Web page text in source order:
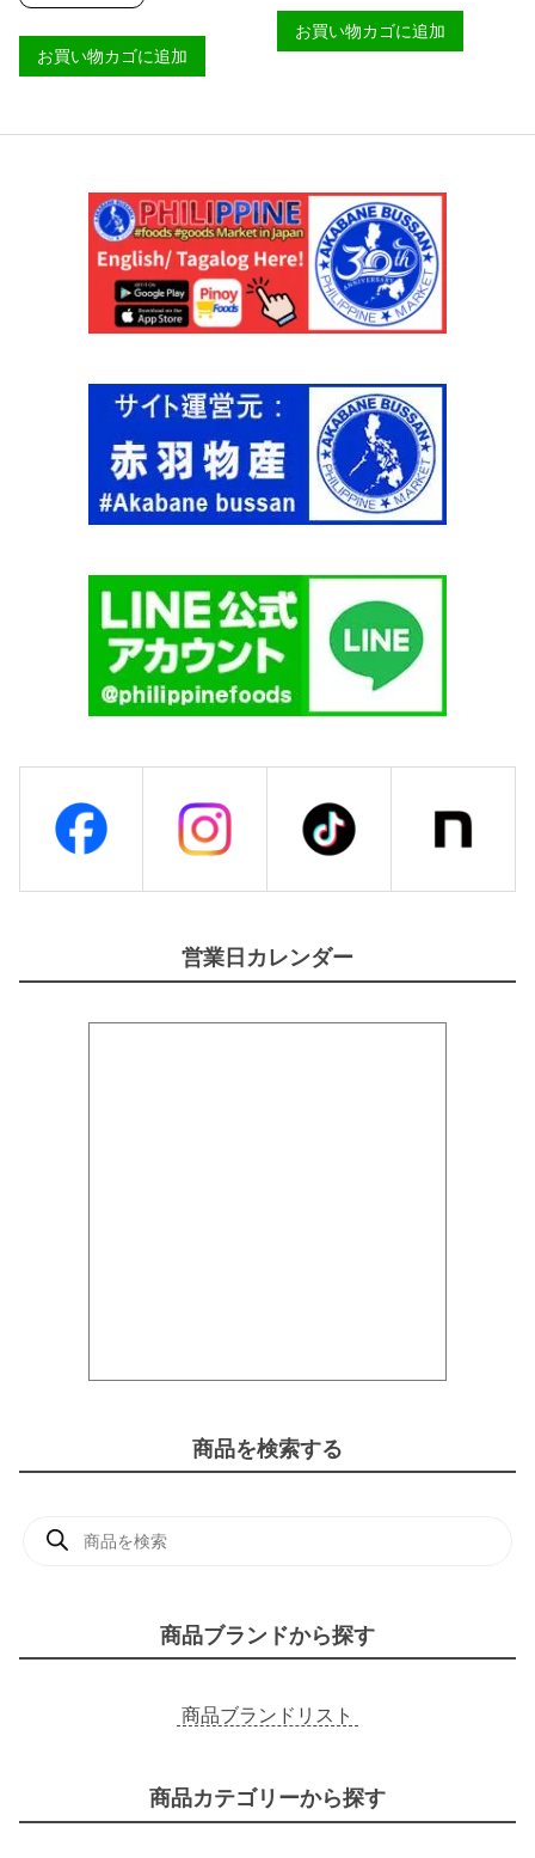
L
E
】
ャ
ッ
キ
ョ
ー
ト
ミ
ル
ク
ラ
ー
ジ
0
0
m
l
【
N
E
S
E
】
個
お買い物カゴに追加
ン
ゴ
ー
ー
0
0
0
m
l
G
】
個
お買い物カゴに追加
営業日カレンダー
商品を検索する
商品ブランドから探す
商品ブランドリスト
商品カテゴリーから探す